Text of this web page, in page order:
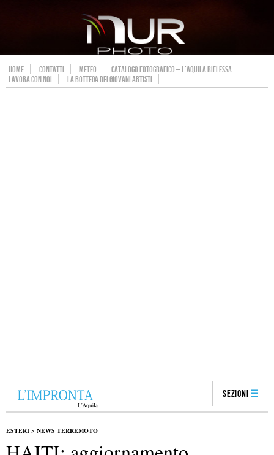
HOME CONTATTI METEO
CATALOGO FOTOGRAFICO – L’AQUILA RIFLESSA
LAVORA CON NOI
LA BOTTEGA DEI GIOVANI ARTISTI
Sezioni
ESTERI > NEWS TERREMOTO